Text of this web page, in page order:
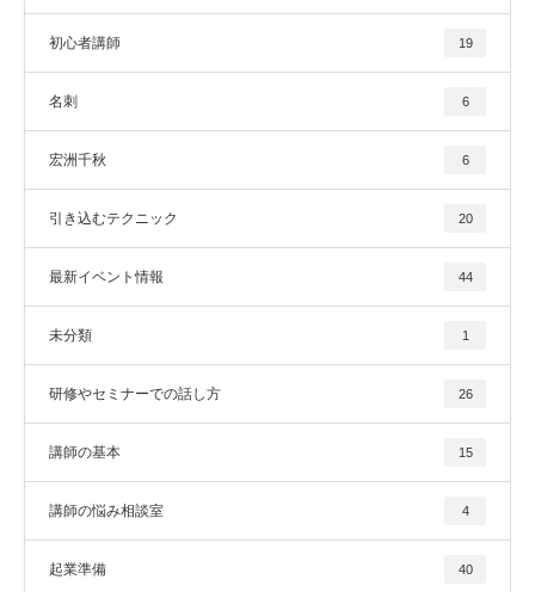
初心者講師 19
名刺 6
宏洲千秋 6
引き込むテクニック 20
最新イベント情報 44
未分類 1
研修やセミナーでの話し方 26
講師の基本 15
講師の悩み相談室 4
起業準備 40